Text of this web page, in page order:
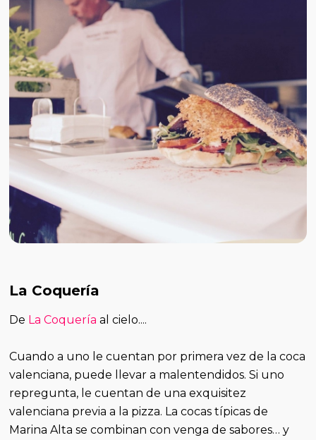
La Coquería
De La Coquería al cielo....
Cuando a uno le cuentan por primera vez de la coca
valenciana, puede llevar a malentendidos. Si uno
repregunta, le cuentan de una exquisitez
valenciana previa a la pizza. La cocas típicas de
Marina Alta se combinan con venga de sabores… y